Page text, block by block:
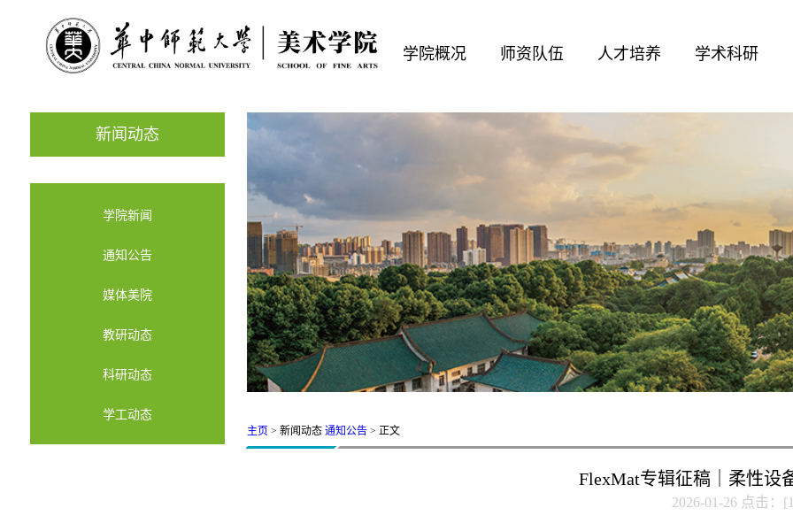
学院概况 师资队伍 人才培养 学术科研
新闻动态
学院新闻
通知公告
媒体美院
教研动态
科研动态
学工动态
主页 > 新闻动态 通知公告 > 正文
FlexMat专辑征稿｜柔性设
2026-01-26 点击：[